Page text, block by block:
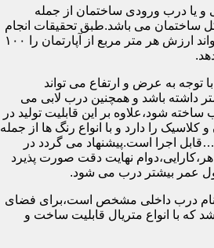
و یا درب ورودی ساختمان از جمله
ساختمان می باشد.طبق تحقیقات انجام
شده،درب لابی لوکس می تواند ارزش هر متر مربع از آپارتمان را ۱۰۰
توجه به عرض و ارتفاع می تواند
۵ تا ۷ سانتی متر داشته باشد و همچنین درب لابی می
شود،علاوه بر این قابلیت تولید در
کلاسیک را دارد و با انواع رنگ ها از جمله
اجرا است.پیشنهاد می گردد در
نهایت دقت صورت پذیرد
عمر بیشتر درب می شود.
نام درب داخلی مشخص است،برای فضای
که با انواع متریال قابلیت ساخت و